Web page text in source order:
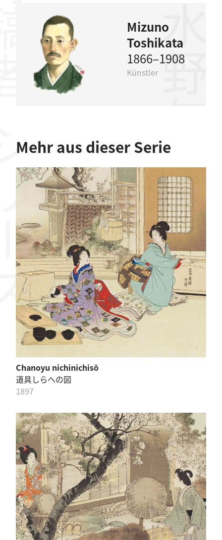
Mizuno
Toshikata
1866–1908
Künstler水野年方
Mehr aus dieser Serie
ズ
Chanoyu nichinichisō
道具しらへの図
1897